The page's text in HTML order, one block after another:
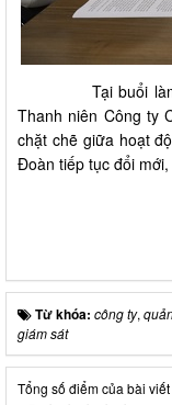
Tại buổi làm
Thanh niên Công ty
chặt chẽ giữa hoạt
Đoàn tiếp tục đổi
Từ khóa: công ty,
giám sát
Tổng số điểm của bài